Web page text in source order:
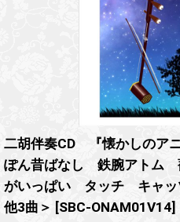
二胡伴奏CD 『懐かしの
ぽん昔ばなし 鉄腕アトム
がいっぱい タッチ キャ
他3曲＞ [SBC-ONAM01V14]